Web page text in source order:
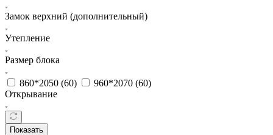
Замок верхний (дополнительный)
Утепление
Размер блока
860*2050 (60) 960*2070 (60)
Открывание
Показать